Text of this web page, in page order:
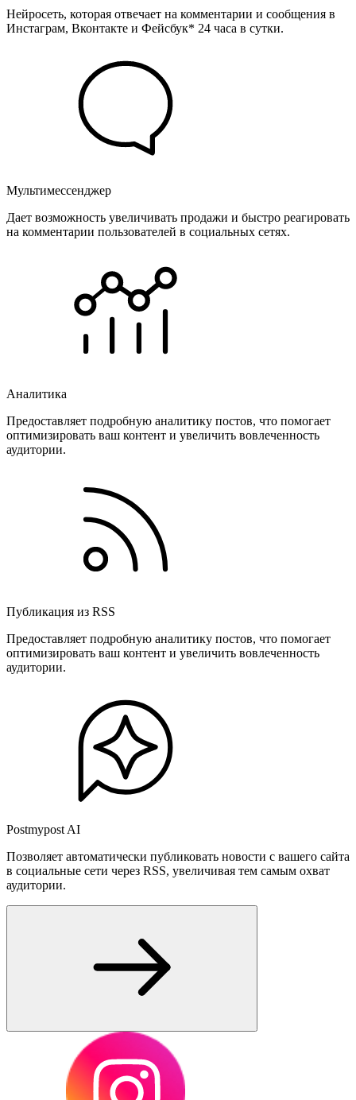
Нейросеть, которая отвечает на комментарии и сообщения в
Инстаграм, Вконтакте и Фейсбук* 24 часа в сутки.
Мультимессенджер
Дает возможность увеличивать продажи и быстро реагировать
на комментарии пользователей в социальных сетях.
Аналитика
Предоставляет подробную аналитику постов, что помогает
оптимизировать ваш контент и увеличить вовлеченность
аудитории.
Публикация из RSS
Предоставляет подробную аналитику постов, что помогает
оптимизировать ваш контент и увеличить вовлеченность
аудитории.
Postmypost AI
Позволяет автоматически публиковать новости с вашего сайта
в социальные сети через RSS, увеличивая тем самым охват
аудитории.